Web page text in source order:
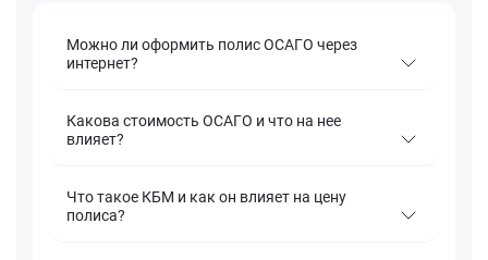
Можно ли оформить полис ОСАГО через
интернет?
Какова стоимость ОСАГО и что на нее
влияет?
Что такое КБМ и как он влияет на цену
полиса?